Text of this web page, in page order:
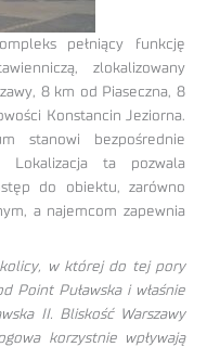
pełniący funkcję
zlokalizowany
8 km od Piaseczna, 8
Konstancin Jeziorna.
stanowi bezpośrednie
ta pozwala
do obiektu, zarówno
a najemcom zapewnia
w której do tej pory
Point Puławska i właśnie
II. Bliskość Warszawy
korzystnie wpływają